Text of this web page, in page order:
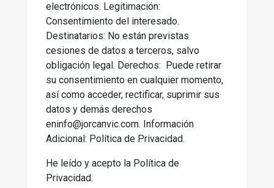
electrónicos. Legitimación:
Consentimiento del interesado.
Destinatarios: No están previstas
cesiones de datos a terceros, salvo
obligación legal. Derechos: Puede retirar
su consentimiento en cualquier momento,
así como acceder, rectificar, suprimir sus
datos y demás derechos
eninfo@jorcanvic.com. Información
Adicional: Política de Privacidad.
He leído y acepto la Política de
Privacidad.